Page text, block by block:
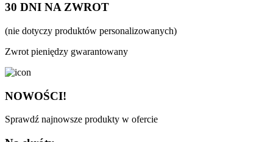
30 DNI NA ZWROT
(nie dotyczy produktów personalizowanych)
Zwrot pieniędzy gwarantowany
NOWOŚCI!
Sprawdź najnowsze produkty w ofercie